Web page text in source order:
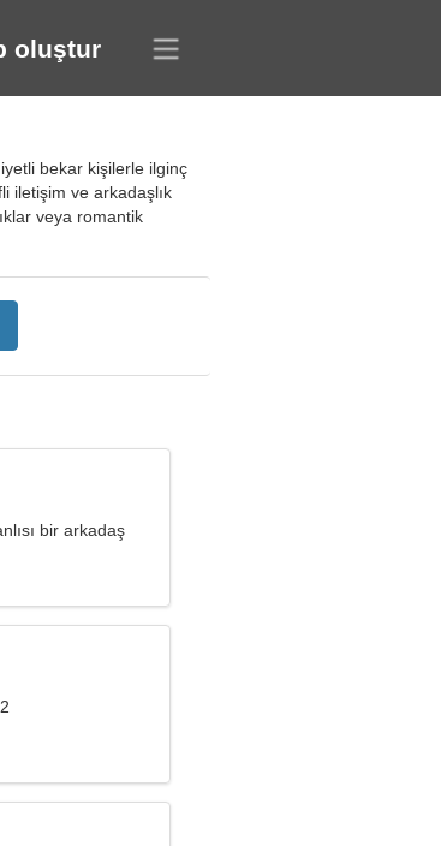
oluştur
bekar kişilerle ilginç
iletişim ve arkadaşlık
veya romantik
bir arkadaş